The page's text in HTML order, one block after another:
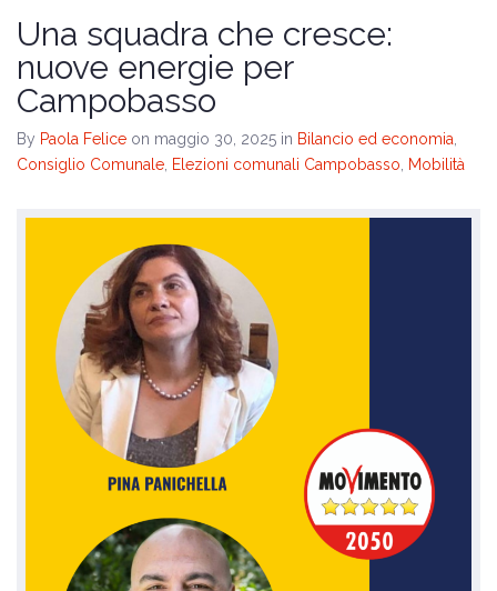
Amministrative 2024
Una squadra che cresce:
nuove energie per
Campobasso
By Paola Felice on maggio 30, 2025 in Bilancio ed economia
Consiglio Comunale Elezioni comunali Campobasso Mobilità